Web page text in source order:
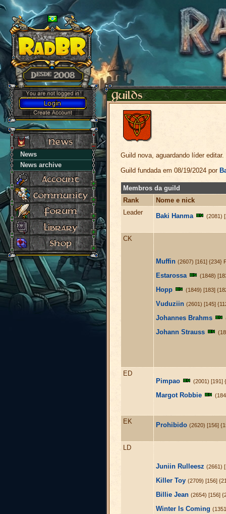
News
News archive
Guild nova, aguardando líder editar.
Guild fundada em 08/19/2024 por
Membros da guild
Rank
Nome e nick
Leader
Baki Hanma (2081)
CK
Muffin (2607) [161] {234}
Estarossa (1848)
Hopp (1849) [183]
Vuduziin (2601) [145]
Johannes Brahms
Johann Strauss
ED
Pimpao
(2001) [191]
Margot Robbie
EK Prohibido (2620) [156]
LD
Juniin Rulleesz (2661)
Killer Toy (2709) [156]
Billie Jean (2654) [156]
Winter Is Coming